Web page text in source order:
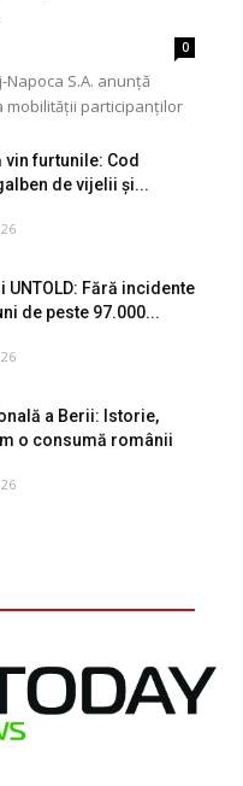
0
S.A. anunță
mobilității participanților
vin furtunile: Cod
de vijelii și...
UNTOLD: Fără incidente
de peste 97.000...
a Berii: Istorie,
o consumă românii